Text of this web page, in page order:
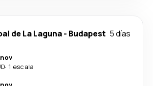
de La Laguna- Budapest 5 días
· 1 escala